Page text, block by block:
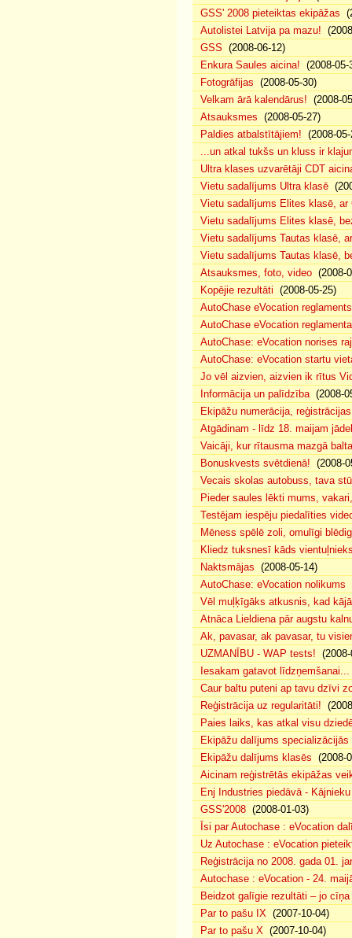
GSS' 2008 pieteiktas ekipāžas
Autolistei Latvija pa mazu!
GSS (2008-06-12)
Enkura Saules aicina! (2008-05-
Fotogrāfijas (2008-05-30)
Velkam ārā kalendārus! (2008-
Atsauksmes (2008-05-27)
Paldies atbalstītājiem! (2008-
...un atkal tukšs un kluss ir
Ultra klases uzvarētāji CDT
Vietu sadalījums Ultra klasē
Vietu sadalījums Elites klasē, ar
Vietu sadalījums Elites klasē,
Vietu sadalījums Tautas klasē,
Vietu sadalījums Tautas klasē,
Atsauksmes, foto, video (2008-
Kopējie rezultāti (2008-05-25)
AutoChase eVocation reglaments
AutoChase eVocation
AutoChase: eVocation norises
AutoChase: eVocation startu
Jo vēl aizvien, aizvien ik rītus
Informācija un palīdzība(2008-
Ekipāžu numerācija,
Atgādinam - līdz 18. maijam
Vaicāji, kur rītausma mazgā
Bonuskvests svētdienā! (2008-
Vecais skolas autobuss, tava
Pieder saules lēkti mums,
Testējam iespēju piedalīties
Mēness spēlē zoli, omulīgi
Kliedz tuksnesī kāds
Naktsmājas (2008-05-14)
AutoChase: eVocation nolikums
Vēl muļķīgāks atkusnis, kad
Atnāca Lieldiena pār augstu
Ak, pavasar, ak pavasar, tu
UZMANĪBU - WAP tests!
Iesakam gatavot līdzņemšanai...
Caur baltu puteni ap tavu dzīvi
Reģistrācija uz regularitāti!
Paies laiks, kas atkal visu
Ekipāžu dalījums specializācijās
Ekipāžu dalījums klasēs (2008-
Aicinam reģistrētās ekipāžas
Enj Industries piedāvā -
GSS'2008 (2008-01-03)
Īsi par Autochase : eVocation
Uz Autochase : eVocation
Reģistrācija no 2008. gada 01.
Autochase : eVocation - 24.
Beidzot galīgie rezultāti – jo
Par to pašu IX (2007-10-04)
Par to pašu X (2007-10-04)